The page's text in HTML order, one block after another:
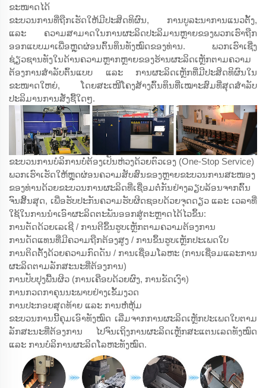
ຂະໜາດໄດ້
ຂະບວນການທີ່ຖືກເຮັດໃຫ້ມີປະສິດທິຜົນ, ການບູລະນາການແນວຕັ້ງ,
ແລະ ຄວາມສາມາດໃນການຜະລິດປະລິມານຫຼາຍຂອງພວກເຮົາຖືກ
ອອກແບບມາເພື່ອຫຼຸດຜ່ອນຕົ້ນທຶນທັງໝົດຂອງທ່ານ. ພວກເຮົາເຊີ່ງ
ຊ່ຽວຊານທັງໃນດ້ານຄວາມຫຼາກຫຼາຍຂອງຮ້ານຜະລິດເຫຼັກຕາມຄວາມ
ຕ້ອງການສຳລັບຕົ້ນແບບ ແລະ ການຜະລິດເຫຼັກທີ່ມີປະສິດທິຜົນໃນ
ຂະໜາດໃຫຍ່, ໂດຍສະເໜີໂຄງສ້າງຕົ້ນທຶນທີ່ເໝາະສົມທີ່ສຸດສຳລັບ
ປະລິມານການສັ່ງຊື້ໃດໆ.
ຂະບວນການບໍລິການບໍ່ຕ້ອງເປັນຫ່ວງດ້ວຍຕົວເອງ (One-Stop Service)
ພວກເຮົາເຮັດໃຫ້ຫຼຸດຜ່ອນຄວາມສັບສົນຂອງຫຼາຍຂະບວນການສະໜອງ
ຂອງທ່ານດ້ວຍຂະບວນການຜະລິດທີ່ເຊື່ອມຕໍ່ກັນຢ່າງລຽບລ້ອນຈາກຕົ້ນ
ຈົນສິ້ນສຸດ, ເພື່ອຮັບປະກັນຄວາມຮັບຜິດຊອບດ້ວຍຈຸດດຽວ ແລະ ເວລາທີ່
ໃຊ້ໃນການນຳເອົາຜະລິດຕະພັນອອກສູ່ຕະຫຼາດໄດ້ໄວຂຶ້ນ:
ການຕັດດ້ວຍເລເຊີ / ການຕີຂຶ້ນຮູບເຫຼັກຕາມຄວາມຕ້ອງການ
ການດັດແທນທີ່ມີຄວາມຖືກຕ້ອງສູງ / ການຂຶ້ນຮູບເຫຼັກປະເພດໃບ
ການຕິດຕັ້ງດ້ວຍຄວາມກົດດັນ / ການເຊື່ອມໂລຫະ (ການເຊື່ອມແລະການ
ຜະລິດຕາມລັກສະນະທີ່ຕ້ອງການ)
ການປັບປຸງພື້ນຜິວ (ການເຄືອບດ້ວຍຜົງ, ການຂັດເງົາ)
ການກວດກາຄຸນນະພາບຢ່າງເຂັ້ມງວດ
ການປະກອບສຸດທ້າຍ ແລະ ການຫໍ່ຫຸ້ມ
ຂະບວນການນີ້ຄຸມເອົາທັງໝົດ ເລີ່ມຈາກການຜະລິດເຫຼັກປະເພດໃບຕາມ
ລັກສະນະທີ່ຕ້ອງການ ໄປຈົນເຖິງການຜະລິດເຫຼັກສະແຕນເລດທັງໝົດ
ແລະ ການບໍລິການຜະລິດໂລຫະທັງໝົດ.